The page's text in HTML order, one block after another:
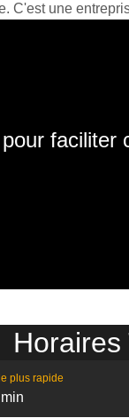
C'est une
faciliter
plus rapide